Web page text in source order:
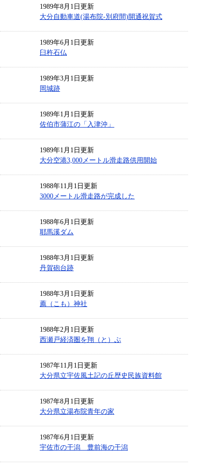
1989年8月1日更新
大分自動車道(湯布院-別府間)開通祝賀式
1989年6月1日更新
臼杵石仏
1989年3月1日更新
岡城跡
1989年1月1日更新
佐伯市蒲江の「入津沖」
1989年1月1日更新
大分空港3,000メートル滑走路供用開始
1988年11月1日更新
3000メートル滑走路が完成した
1988年6月1日更新
耶馬溪ダム
1988年3月1日更新
丹賀砲台跡
1988年3月1日更新
薦（こも）神社
1988年2月1日更新
西瀬戸経済圏を翔（と）ぶ
1987年11月1日更新
大分県立宇佐風土記の丘歴史民族資料館
1987年8月1日更新
大分県立湯布院青年の家
1987年6月1日更新
宇佐市の干潟 豊前海の干潟